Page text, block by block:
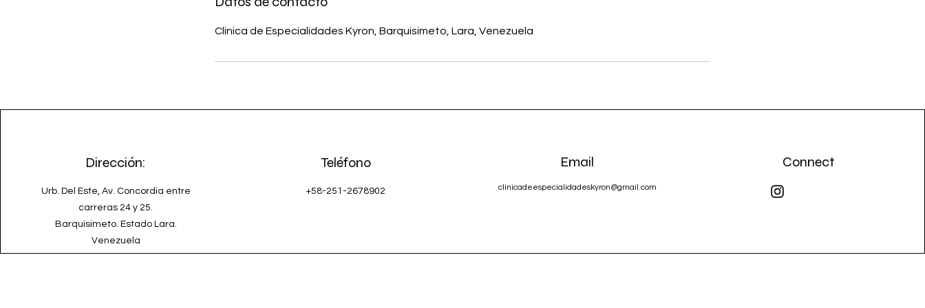
Clinica de Especialidades Kyron, Barquisimeto, Lara, Venezuela
Dirección:
Urb. Del Este, Av. Concordia entre
carreras 24 y 25.
Barquisimeto. Estado Lara.
Venezuela
Teléfono
+58-251-2678902
Email
clinicadeespecialidadeskyron@gmail.com
Connect